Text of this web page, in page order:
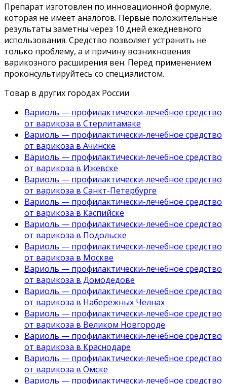
Препарат изготовлен по инновационной формуле,
которая не имеет аналогов. Первые положительные
результаты заметны через 10 дней ежедневного
использования. Средство позволяет устранить не
только проблему, а и причину возникновения
варикозного расширения вен. Перед применением
проконсультируйтесь со специалистом.
Товар в других городах России
Вариоль — профилактически-лечебное средство
от варикоза в Стерлитамаке
Вариоль — профилактически-лечебное средство
от варикоза в Ачинске
Вариоль — профилактически-лечебное средство
от варикоза в Ижевске
Вариоль — профилактически-лечебное средство
от варикоза в Санкт-Петербурге
Вариоль — профилактически-лечебное средство
от варикоза в Каспийске
Вариоль — профилактически-лечебное средство
от варикоза в Подольске
Вариоль — профилактически-лечебное средство
от варикоза в Москве
Вариоль — профилактически-лечебное средство
от варикоза в Домодедове
Вариоль — профилактически-лечебное средство
от варикоза в Набережных Челнах
Вариоль — профилактически-лечебное средство
от варикоза в Великом Новгороде
Вариоль — профилактически-лечебное средство
от варикоза в Краснодаре
Вариоль — профилактически-лечебное средство
от варикоза в Омске
Вариоль — профилактически-лечебное средство